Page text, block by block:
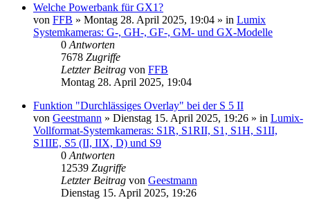
Welche Powerbank für GX1?
von FFB » Montag 28. April 2025, 19:04 » in Lumix
Systemkameras: G-, GH-, GF-, GM- und GX-Modelle
0 Antworten
7678 Zugriffe
Letzter Beitrag von FFB
Montag 28. April 2025, 19:04
Funktion "Durchlässiges Overlay" bei der S 5 II
von Geestmann » Dienstag 15. April 2025, 19:26 » in Lumix-
Vollformat-Systemkameras: S1R, S1RII, S1, S1H, S1II,
S1IIE, S5 (II, IIX, D) und S9
0 Antworten
12539 Zugriffe
Letzter Beitrag von Geestmann
Dienstag 15. April 2025, 19:26